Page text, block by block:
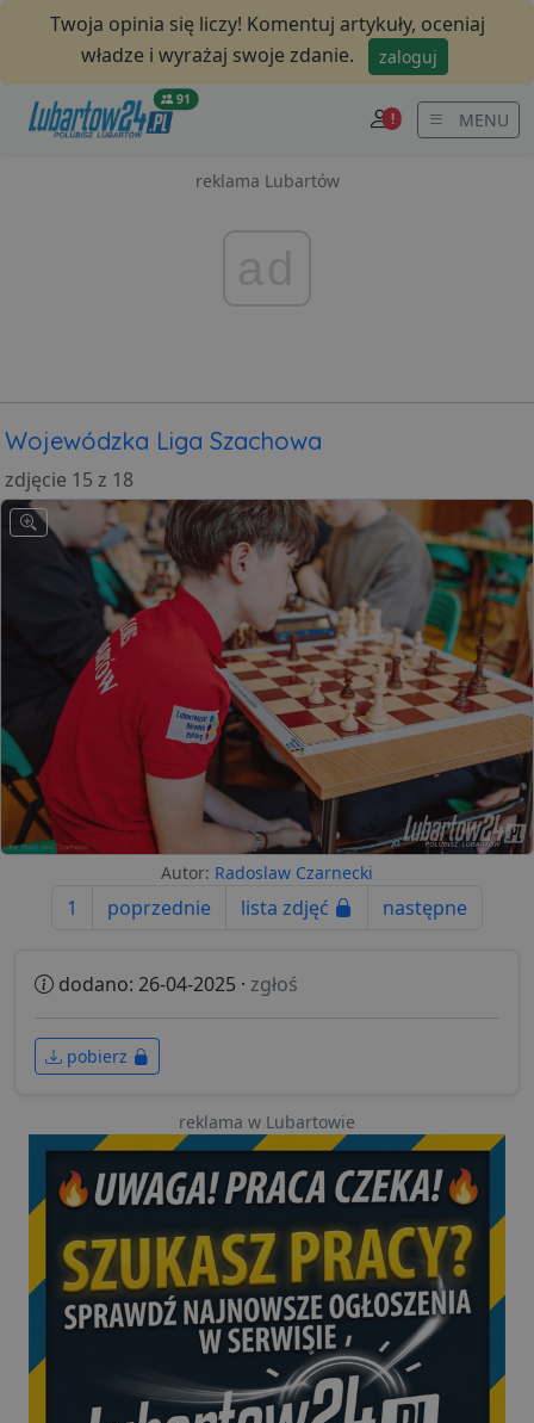
Twoja opinia się liczy! Komentuj artykuły, oceniaj
władze i wyrażaj swoje zdanie.
zaloguj
91
! MENU
reklama Lubartów
Wojewódzka Liga Szachowa
zdjęcie 15 z 18
Autor: Radoslaw Czarnecki
1 poprzednie lista zdjęć następne
dodano: 26-04-2025 · zgłoś
pobierz
reklama w Lubartowie